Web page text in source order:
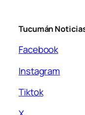
Tucumán
Facebook
Instagram
Tiktok